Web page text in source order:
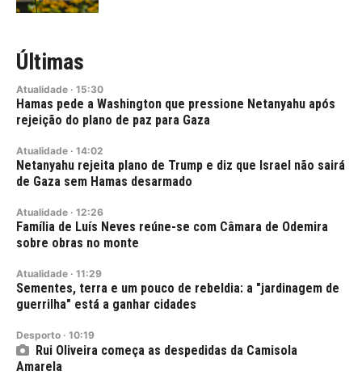
Últimas
Atualidade · 15:30
Hamas pede a Washington que pressione Netanyahu após
rejeição do plano de paz para Gaza
Atualidade · 14:02
Netanyahu rejeita plano de Trump e diz que Israel não sairá
de Gaza sem Hamas desarmado
Atualidade · 12:26
Família de Luís Neves reúne-se com Câmara de Odemira
sobre obras no monte
Atualidade · 11:29
Sementes, terra e um pouco de rebeldia: a "jardinagem de
guerrilha" está a ganhar cidades
Desporto · 10:19
Rui Oliveira começa as despedidas da Camisola
Amarela